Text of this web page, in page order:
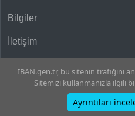
Bilgiler
İletişim
IBAN.gen.tr, bu sitenin trafiğini
Sitemizi kullanmanızla ilgili
Ayrıntıları